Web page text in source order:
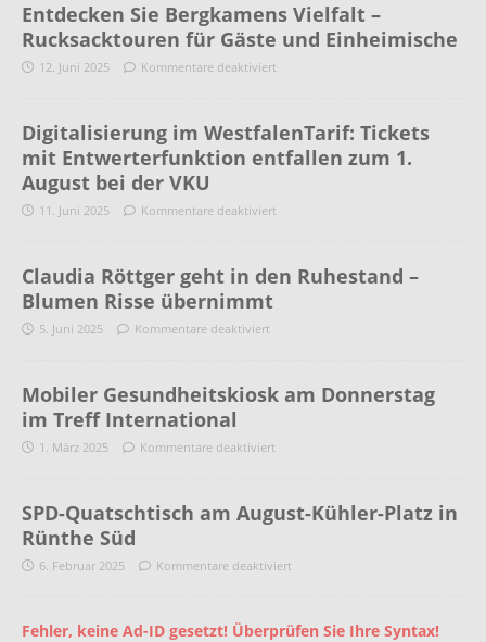
Entdecken Sie Bergkamens Vielfalt –
Rucksacktouren für Gäste und Einheimische
12. Juni 2025 Kommentare deaktiviert
Digitalisierung im WestfalenTarif: Tickets
mit Entwerterfunktion entfallen zum 1.
August bei der VKU
11. Juni 2025 Kommentare deaktiviert
Claudia Röttger geht in den Ruhestand –
Blumen Risse übernimmt
5. Juni 2025 Kommentare deaktiviert
Mobiler Gesundheitskiosk am Donnerstag
im Treff International
1. März 2025 Kommentare deaktiviert
SPD-Quatschtisch am August-Kühler-Platz in
Rünthe Süd
6. Februar 2025 Kommentare deaktiviert
Fehler, keine Ad-ID gesetzt! Überprüfen Sie Ihre Syntax!